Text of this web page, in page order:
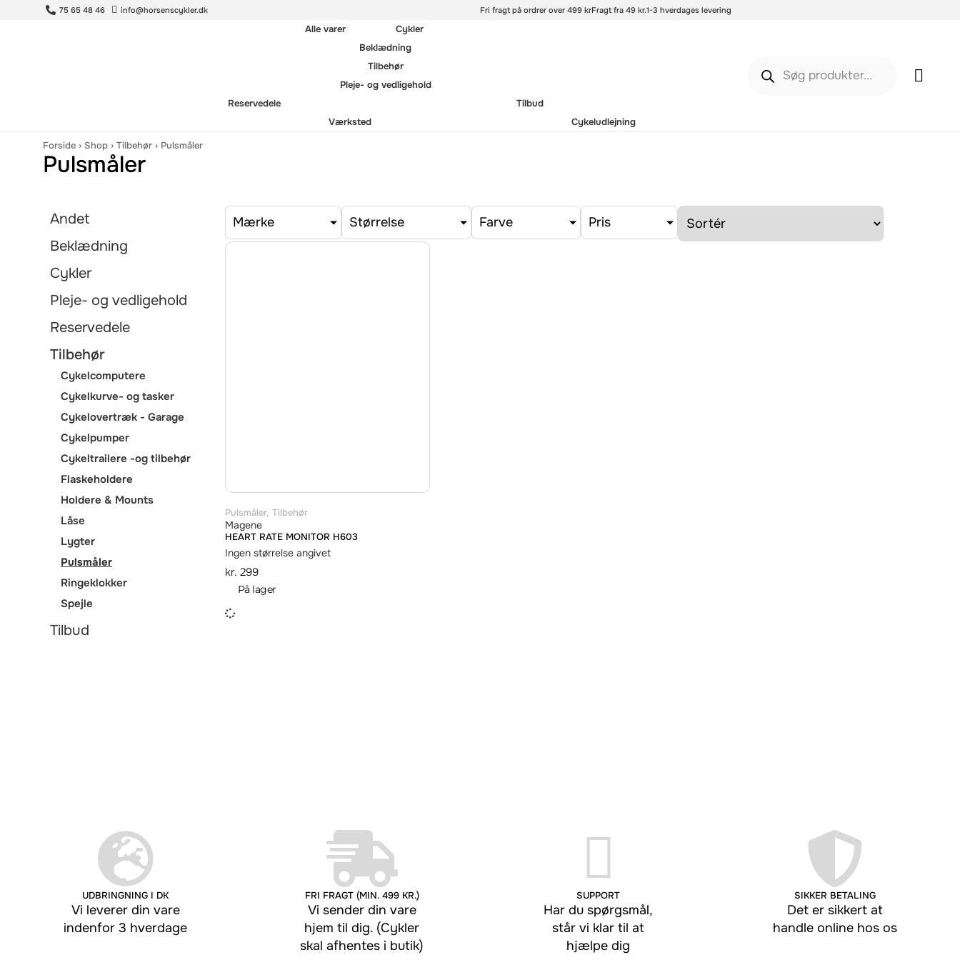
75 65 48 46 info@horsenscykler.dk Fri fragt på ordrer over 499 krFragt fra 49 kr.1-3 hverdages levering
Alle varer
Cykler
Beklædning
Tilbehør
Pleje- og vedligehold
Reservedele
Tilbud
Værksted
Cykeludlejning
Forside › Shop › Tilbehør › Pulsmåler
Pulsmåler
Andet
Beklædning
Cykler
Pleje- og vedligehold
Reservedele
Tilbehør
Cykelcomputere
Cykelkurve- og tasker
Cykelovertræk - Garage
Cykelpumper
Cykeltrailere -og tilbehør
Flaskeholdere
Holdere & Mounts
Låse
Lygter
Pulsmåler
Ringeklokker
Spejle
Tilbud
Mærke Størrelse Farve Pris
Pulsmåler, Tilbehør
Magene
HEART RATE MONITOR H603
Ingen størrelse angivet
kr. 299
På lager
UDBRINGNING I DK
Vi leverer din vare
indenfor 3 hverdage
FRI FRAGT (MIN. 499 KR.)
Vi sender din vare
hjem til dig. (Cykler
skal afhentes i butik)
SUPPORT
Har du spørgsmål,
står vi klar til at
hjælpe dig
SIKKER BETALING
Det er sikkert at
handle online hos os